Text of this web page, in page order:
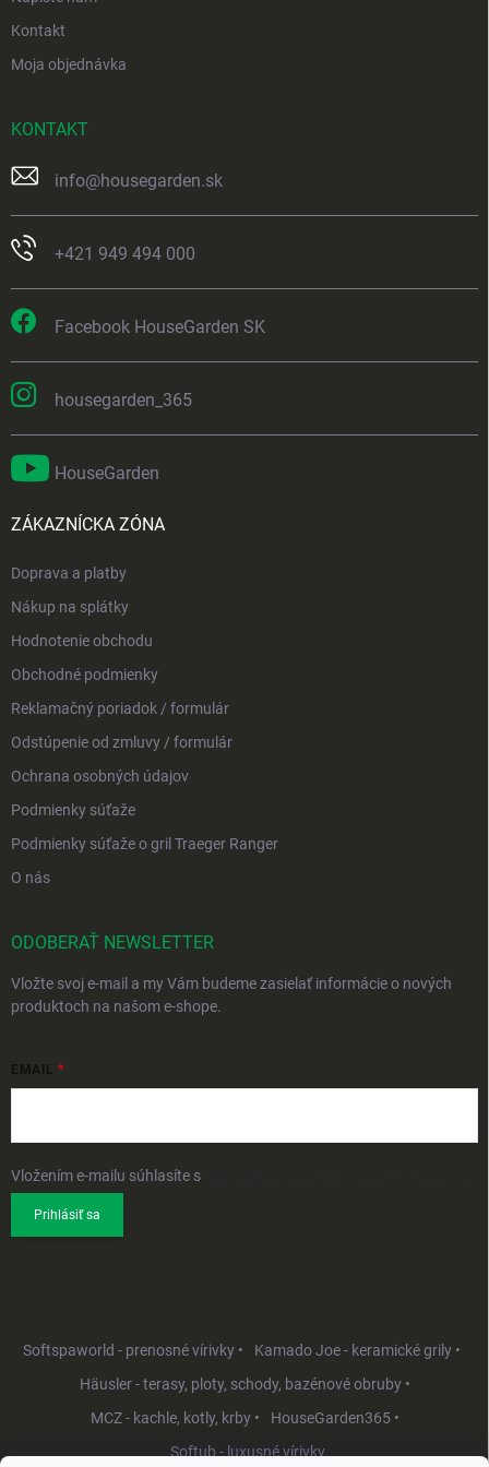
Kontakt
Moja objednávka
KONTAKT
info@housegarden.sk
+421 949 494 000
Facebook HouseGarden SK
housegarden_365
HouseGarden
ZÁKAZNÍCKA ZÓNA
Doprava a platby
Nákup na splátky
Hodnotenie obchodu
Obchodné podmienky
Reklamačný poriadok / formulár
Odstúpenie od zmluvy / formulár
Ochrana osobných údajov
Podmienky súťaže
Podmienky súťaže o gril Traeger Ranger
O nás
ODOBERAŤ NEWSLETTER
Vložte svoj e-mail a my Vám budeme zasielať informácie o nových
produktoch na našom e-shope.
EMAIL
Vložením e-mailu súhlasíte s
Prihlásiť sa
Softspaworld - prenosné vírivky •
Kamado Joe - keramické grily •
Häusler - terasy, ploty, schody, bazénové obruby •
MCZ - kachle, kotly, krby •
HouseGarden365 •
Softub - luxusné vírivky